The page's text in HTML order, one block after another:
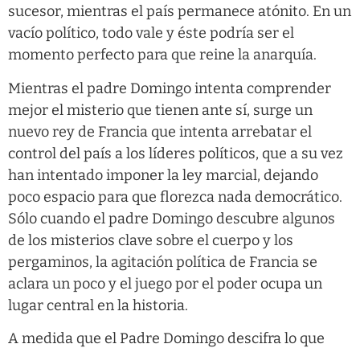
sucesor, mientras el país permanece atónito. En un
vacío político, todo vale y éste podría ser el
momento perfecto para que reine la anarquía.
Mientras el padre Domingo intenta comprender
mejor el misterio que tienen ante sí, surge un
nuevo rey de Francia que intenta arrebatar el
control del país a los líderes políticos, que a su vez
han intentado imponer la ley marcial, dejando
poco espacio para que florezca nada democrático.
Sólo cuando el padre Domingo descubre algunos
de los misterios clave sobre el cuerpo y los
pergaminos, la agitación política de Francia se
aclara un poco y el juego por el poder ocupa un
lugar central en la historia.
A medida que el Padre Domingo descifra lo que